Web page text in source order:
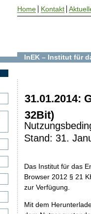
31.01.2014:
32Bit)
Stand: 31.
Das Institut für das
Browser 2012 § 21
zur Verfügung.
Mit dem
InEK – Institut für
Home Kontakt